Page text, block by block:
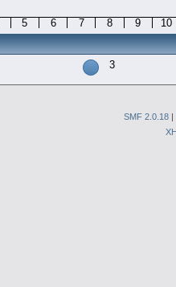
5 6 7 8 9
10
3
SMF 2.0.18 |